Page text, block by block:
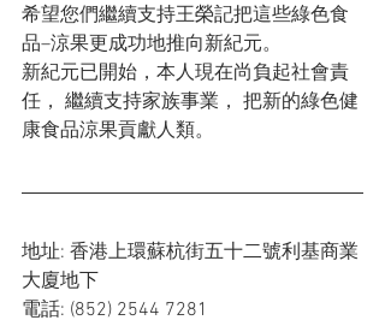
希望您們繼續支持王榮記把這些綠色食
品–涼果更成功地推向新紀元。
新紀元已開始，本人現在尚負起社會責
任， 繼續支持家族事業， 把新的綠色健
康食品涼果貢獻人類。
地址: 香港上環蘇杭街五十二號利基商業
大廈地下
電話: (852) 2544 7281